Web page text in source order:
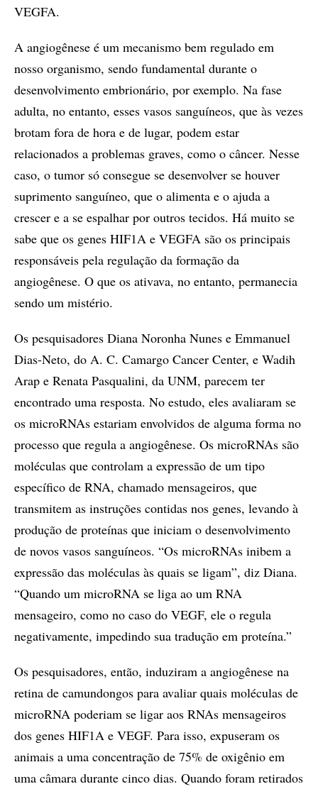
VEGFA.
A angiogênese é um mecanismo bem regulado em
nosso organismo, sendo fundamental durante o
desenvolvimento embrionário, por exemplo. Na fase
adulta, no entanto, esses vasos sanguíneos, que às vezes
brotam fora de hora e de lugar, podem estar
relacionados a problemas graves, como o câncer. Nesse
caso, o tumor só consegue se desenvolver se houver
suprimento sanguíneo, que o alimenta e o ajuda a
crescer e a se espalhar por outros tecidos. Há muito se
sabe que os genes HIF1A e VEGFA são os principais
responsáveis pela regulação da formação da
angiogênese. O que os ativava, no entanto, permanecia
sendo um mistério.
Os pesquisadores Diana Noronha Nunes e Emmanuel
Dias-Neto, do A. C. Camargo Cancer Center, e Wadih
Arap e Renata Pasqualini, da UNM, parecem ter
encontrado uma resposta. No estudo, eles avaliaram se
os microRNAs estariam envolvidos de alguma forma no
processo que regula a angiogênese. Os microRNAs são
moléculas que controlam a expressão de um tipo
específico de RNA, chamado mensageiros, que
transmitem as instruções contidas nos genes, levando à
produção de proteínas que iniciam o desenvolvimento
de novos vasos sanguíneos. “Os microRNAs inibem a
expressão das moléculas às quais se ligam”, diz Diana.
“Quando um microRNA se liga ao um RNA
mensageiro, como no caso do VEGF, ele o regula
negativamente, impedindo sua tradução em proteína.”
Os pesquisadores, então, induziram a angiogênese na
retina de camundongos para avaliar quais moléculas de
microRNA poderiam se ligar aos RNAs mensageiros
dos genes HIF1A e VEGF. Para isso, expuseram os
animais a uma concentração de 75% de oxigênio em
uma câmara durante cinco dias. Quando foram retirados